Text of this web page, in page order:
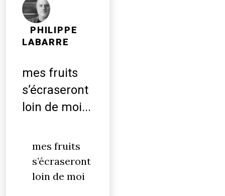
PHILIPPE
LABARRE
mes fruits
s’écraseront
loin de moi...
mes fruits
s’écraseront
loin de moi